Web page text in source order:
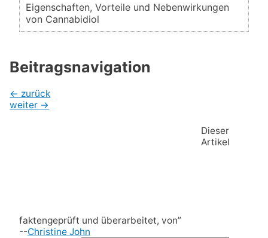
Eigenschaften, Vorteile und Nebenwirkungen
von Cannabidiol
Beitragsnavigation
← zurück
weiter →
Dieser
Artikel
faktengeprüft und überarbeitet, von”
--Christine John